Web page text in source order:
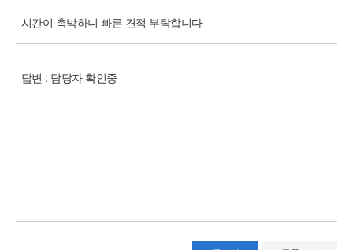
시간이 촉박하니 빠른 견적 부탁합니다
답변 : 담당자 확인중